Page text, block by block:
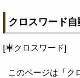
クロスワード
[車クロスワード]
このページは「ク